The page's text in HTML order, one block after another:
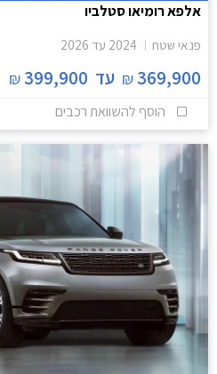
אלפא רומיאו סטלביו
פנאי שטח 2024 עד 2026
369,900
₪ עד 399,900
₪
הוסף להשוואת רכבים